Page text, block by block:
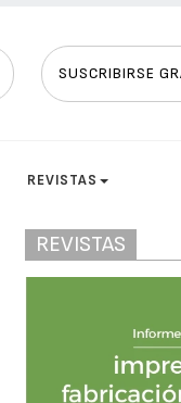
SUSCRIBIRSE
REVISTAS
REVISTAS